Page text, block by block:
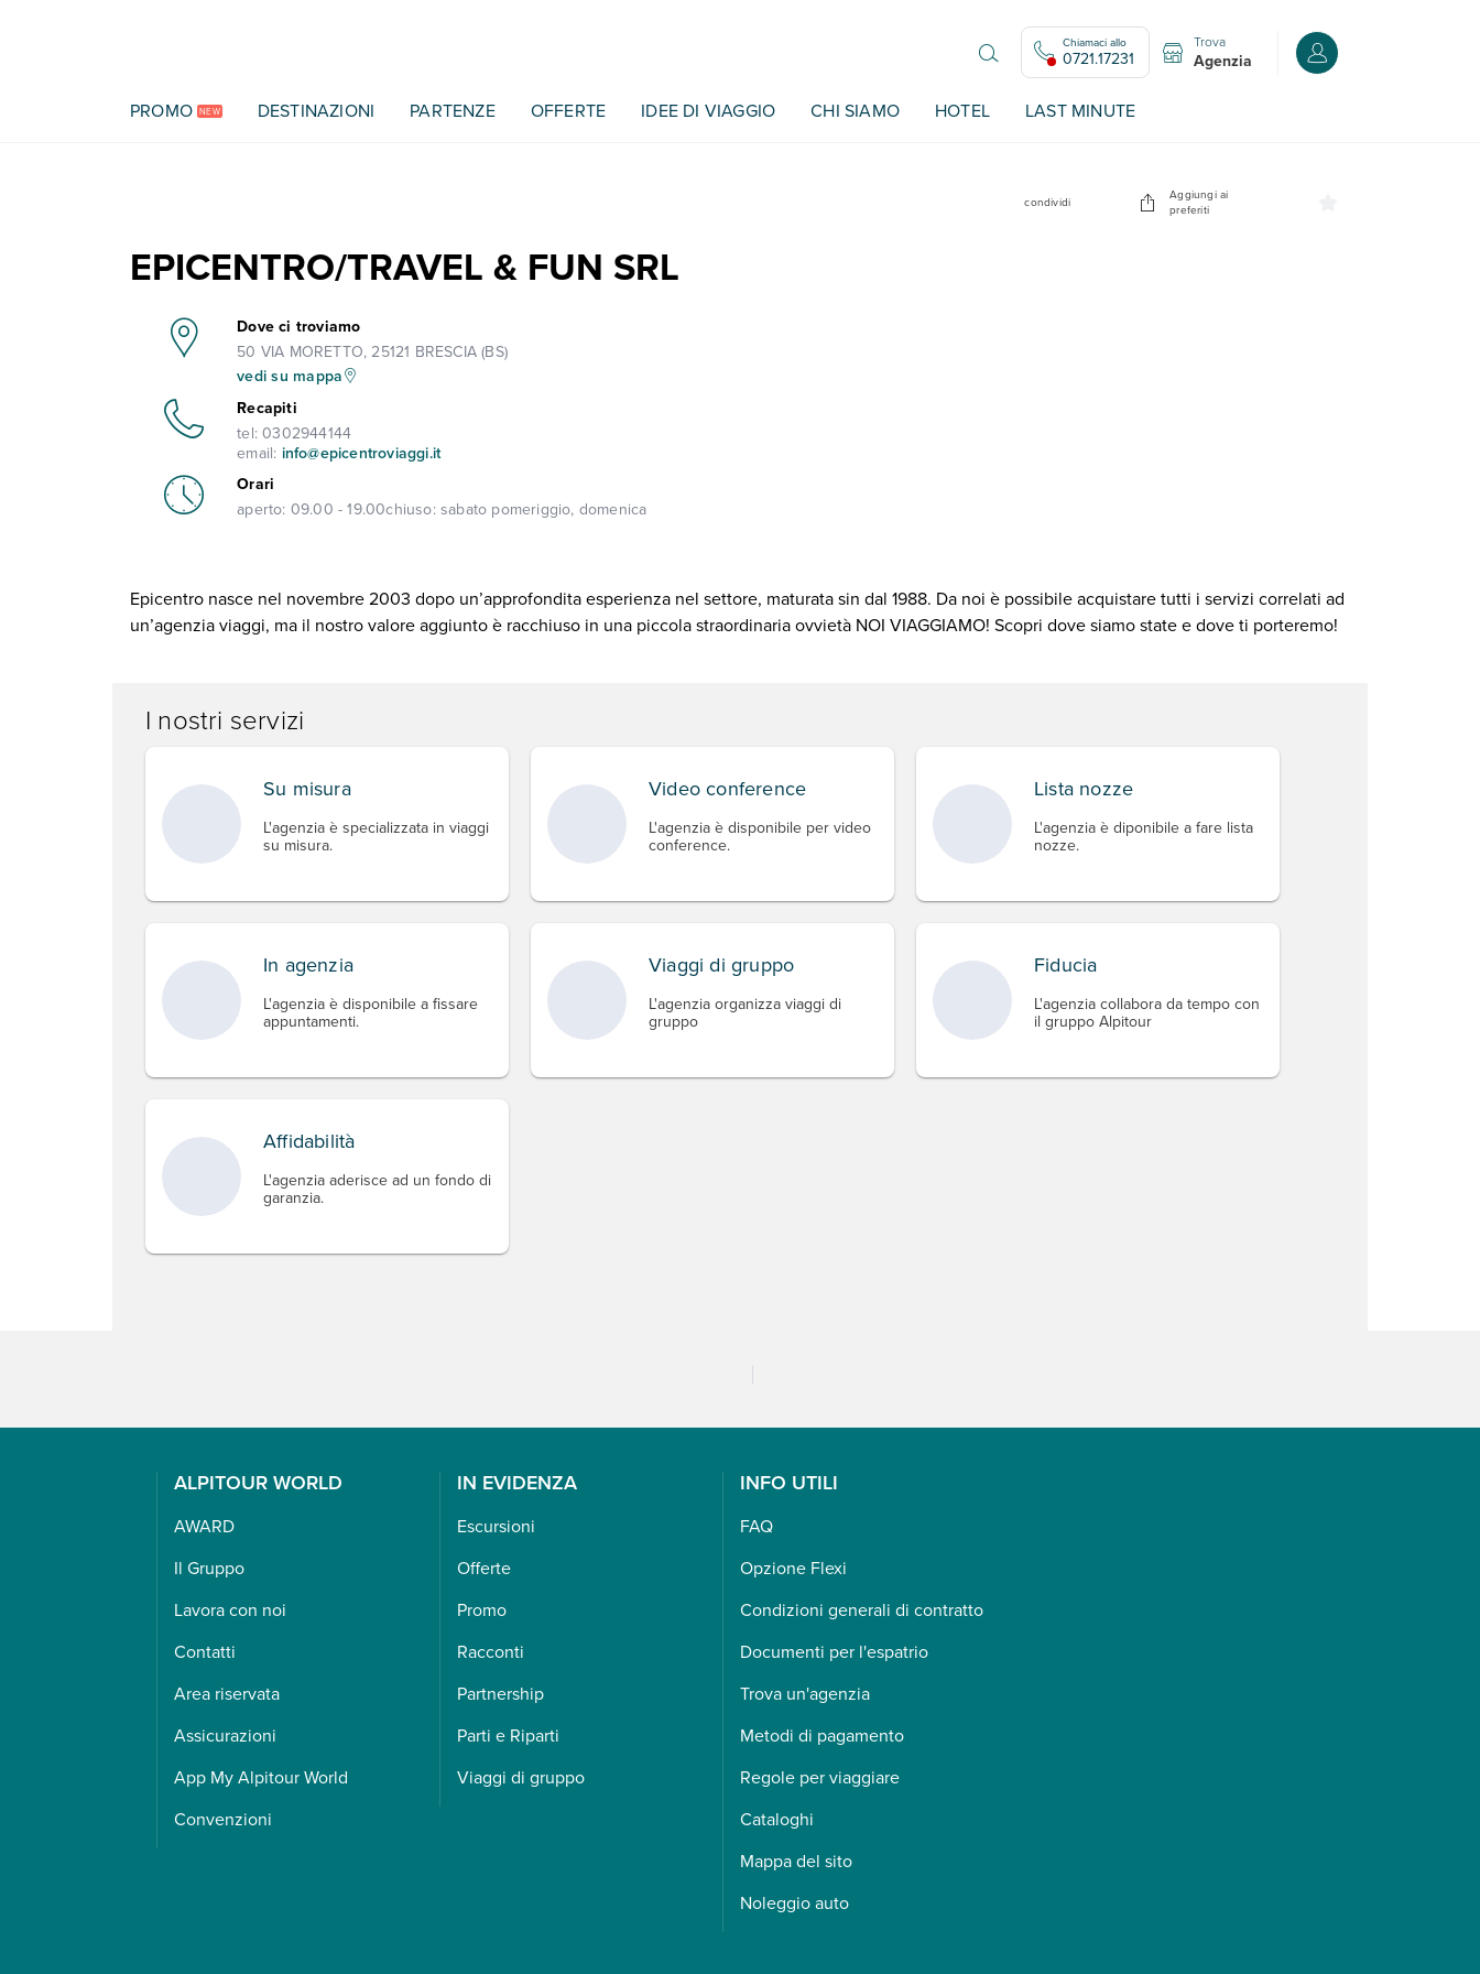
Chiamaci allo
0721.17231
Trova
Agenzia Accedi o registrati
PROMO NEW DESTINAZIONI PARTENZE OFFERTE IDEE DI VIAGGIO CHI SIAMO HOTEL LAST MINUTE
condividi
Aggiungi ai
preferiti
EPICENTRO/TRAVEL & FUN SRL
Dove ci troviamo
50 VIA MORETTO, 25121 BRESCIA (BS)
vedi su mappa
Recapiti
tel:0302944144
email: info@epicentroviaggi.it
Orari
aperto: 09.00 - 19.00chiuso:sabato pomeriggio, domenica
Epicentro nasce nel novembre 2003 dopo un’approfondita esperienza nel settore, maturata sin dal 1988. Da noi è possibile acquistare tutti i servizi correlati ad
un’agenzia viaggi, ma il nostro valore aggiunto è racchiuso in una piccola straordinaria ovvietà NOI VIAGGIAMO! Scopri dove siamo state e dove ti porteremo!
I nostri servizi
Su misura
L'agenzia è specializzata in viaggi
su misura.
Video conference
L'agenzia è disponibile per video
conference.
Lista nozze
L'agenzia è diponibile a fare lista
nozze.
In agenzia
L'agenzia è disponibile a fissare
appuntamenti.
Viaggi di gruppo
L'agenzia organizza viaggi di
gruppo
Fiducia
L'agenzia collabora da tempo con
il gruppo Alpitour
Affidabilità
L'agenzia aderisce ad un fondo di
garanzia.
ALPITOUR WORLD
AWARD
Il Gruppo
Lavora con noi
Contatti
Area riservata
Assicurazioni
App My Alpitour World
Convenzioni
IN EVIDENZA
Escursioni
Offerte
Promo
Racconti
Partnership
Parti e Riparti
Viaggi di gruppo
INFO UTILI
FAQ
Opzione Flexi
Condizioni generali di contratto
Documenti per l'espatrio
Trova un'agenzia
Metodi di pagamento
Regole per viaggiare
Cataloghi
Mappa del sito
Noleggio auto